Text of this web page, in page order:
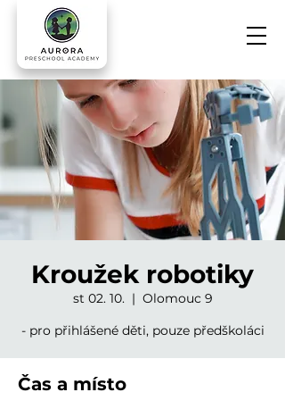
Kroužek robotiky
st 02. 10.
  |
Olomouc 9
- pro přihlášené děti, pouze předškoláci
Čas a místo